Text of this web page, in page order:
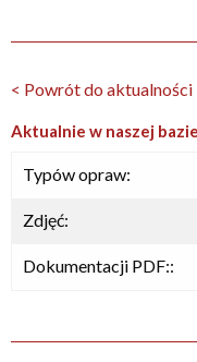
< Powrót do aktualności
Aktualnie w naszej
Typów opraw:
Zdjęć:
Dokumentacji PDF::